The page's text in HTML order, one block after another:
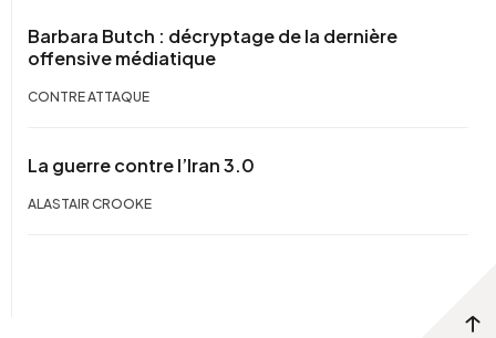
Barbara Butch : décryptage de la dernière
offensive médiatique
CONTRE ATTAQUE
La guerre contre l’Iran 3.0
ALASTAIR CROOKE